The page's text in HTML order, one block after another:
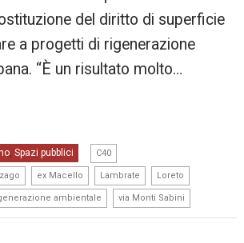
del diritto di superficie
a progetti di rigenerazione
“È un risultato molto…
,Spazi pubblici C40
ex Macello Lambrate Loreto
ambientale via Monti Sabini